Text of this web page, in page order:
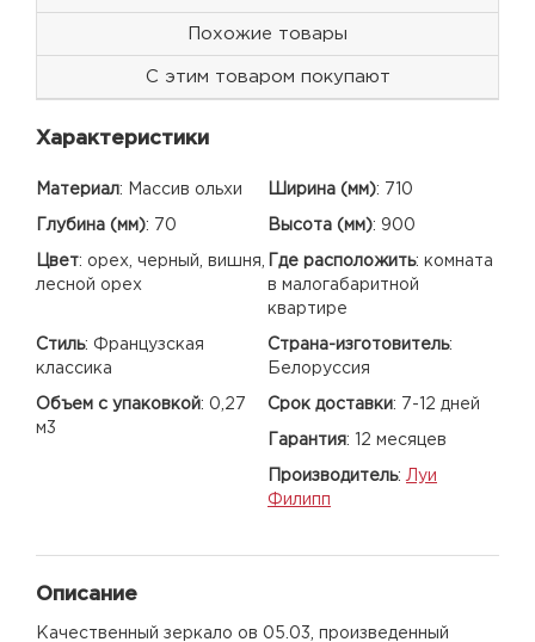
Похожие товары
С этим товаром покупают
Характеристики
Материал: Массив ольхи Ширина (мм): 710
Глубина (мм): 70 Высота (мм): 900
Цвет: орех, черный, вишня,
лесной орех
Где расположить: комната
в малогабаритной
квартире
Стиль: Французская
классика
Страна-изготовитель:
Белоруссия
Объем с упаковкой: 0,27
м3
Срок доставки: 7-12 дней
Гарантия: 12 месяцев
Производитель: Луи
Филипп
Описание
Качественный зеркало ов 05.03, произведенный